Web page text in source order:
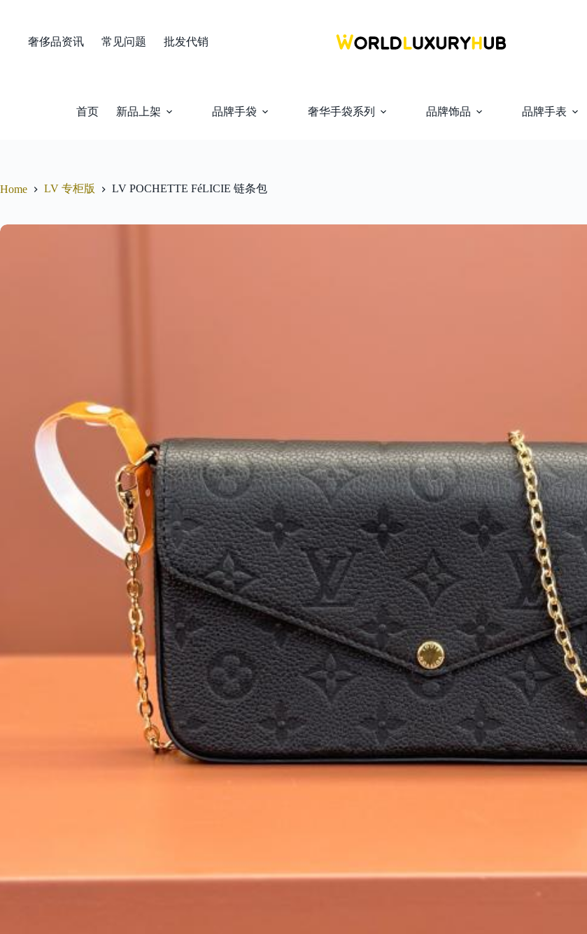
奢侈品资讯
常见问题 批发代销
首页 新品上架 品牌手袋 奢华手袋系列 品牌饰品 品牌手表
Home LV 专柜版 LV POCHETTE FéLICIE 链条包